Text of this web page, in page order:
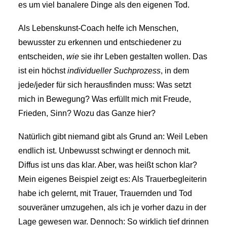
es um viel banalere Dinge als den eigenen Tod.
Als Lebenskunst-Coach helfe ich Menschen,
bewusster zu erkennen und entschiedener zu
entscheiden, wie sie ihr Leben gestalten wollen. Das
ist ein höchstindividueller Suchprozess, in dem
jede/jeder für sich herausfinden muss: Was setzt
mich in Bewegung? Was erfüllt mich mit Freude,
Frieden, Sinn? Wozu das Ganze hier?
Natürlich gibt niemand gibt als Grund an: Weil Leben
endlich ist. Unbewusst schwingt er dennoch mit.
Diffus ist uns das klar. Aber, was heißt schon klar?
Mein eigenes Beispiel zeigt es: Als Trauerbegleiterin
habe ich gelernt, mit Trauer, Trauernden und Tod
souveräner umzugehen, als ich je vorher dazu in der
Lage gewesen war. Dennoch: So wirklich tief drinnen